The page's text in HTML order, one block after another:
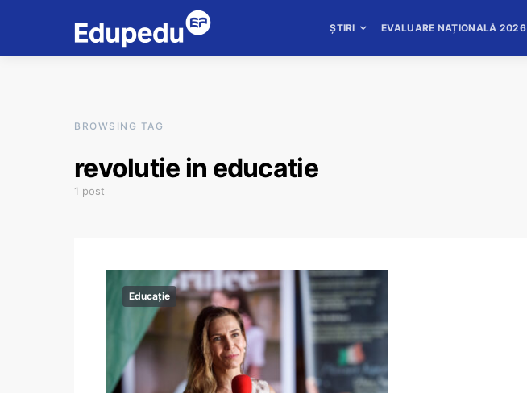
ȘTIRI EVALUARE NAȚIONALĂ 2026
BROWSING TAG
revolutie in educatie
1 post
Educație